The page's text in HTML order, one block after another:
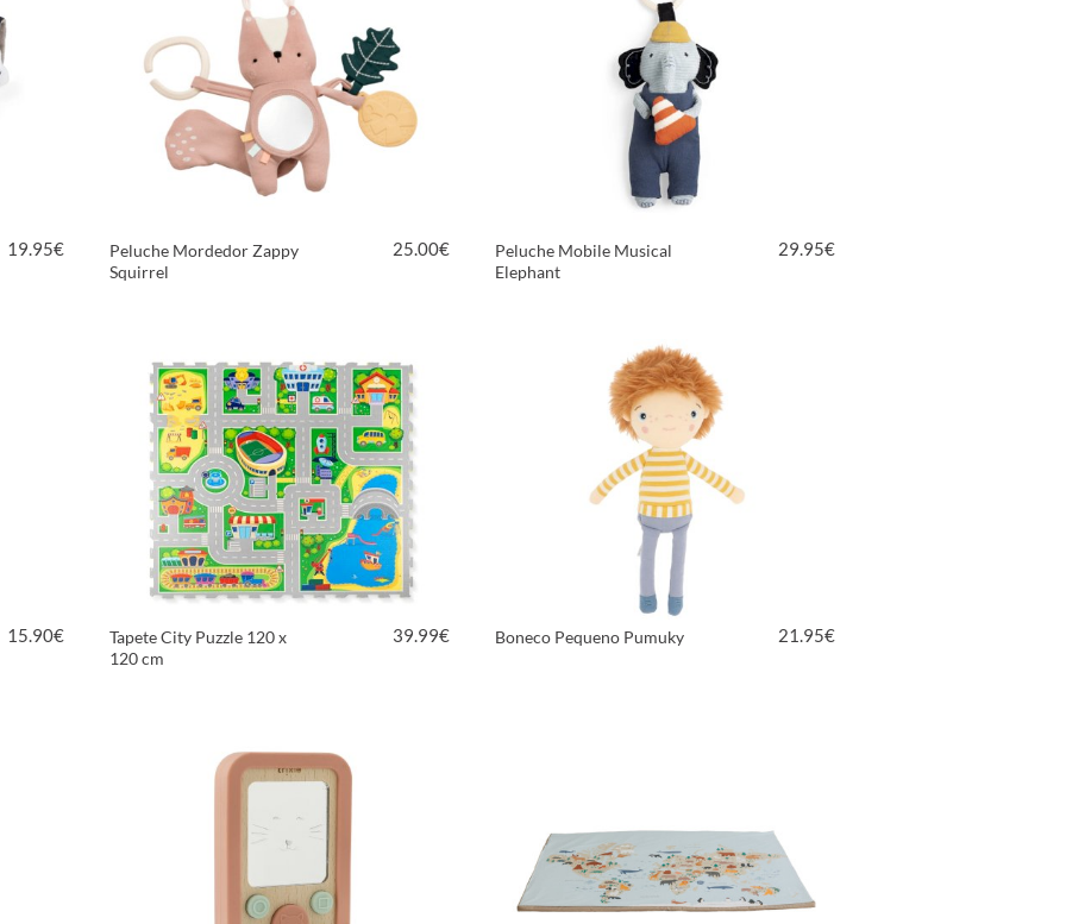
19.95€
Peluche Mordedor Zappy
Squirrel
25.00€
Peluche Mobile Musical
Elephant
29.95€
15.90€
Tapete City Puzzle 120 x
120 cm
39.99€ Boneco Pequeno Pumuky 21.95€